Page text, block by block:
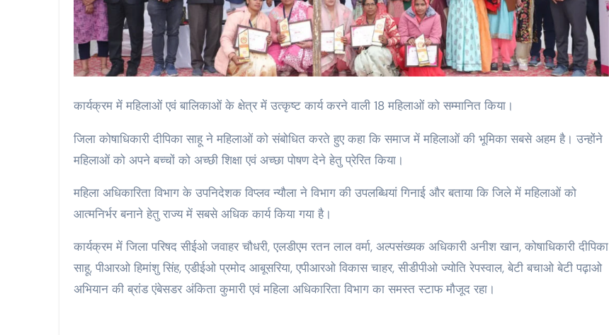
कार्यक्रम में महिलाओं एवं बालिकाओं के क्षेत्र में उत्कृष्ट कार्य करने वाली 18 महिलाओं को सम्मानित किया।
जिला कोषाधिकारी दीपिका साहू ने महिलाओं को संबोधित करते हुए कहा कि समाज में महिलाओं की भूमिका सबसे अहम है। उन्होंने
महिलाओं को अपने बच्चों को अच्छी शिक्षा एवं अच्छा पोषण देने हेतु प्रेरित किया।
महिला अधिकारिता विभाग के उपनिदेशक विप्लव न्यौला ने विभाग की उपलब्धियां गिनाई और बताया कि जिले में महिलाओं को
आत्मनिर्भर बनाने हेतु राज्य में सबसे अधिक कार्य किया गया है।
कार्यक्रम में जिला परिषद सीईओ जवाहर चौधरी, एलडीएम रतन लाल वर्मा, अल्पसंख्यक अधिकारी अनीश खान, कोषाधिकारी दीपिका
साहू, पीआरओ हिमांशु सिंह, एडीईओ प्रमोद आबूसरिया, एपीआरओ विकास चाहर, सीडीपीओ ज्योति रेपस्वाल, बेटी बचाओ बेटी पढ़ाओ
अभियान की ब्रांड एंबेसडर अंकिता कुमारी एवं महिला अधिकारिता विभाग का समस्त स्टाफ मौजूद रहा।